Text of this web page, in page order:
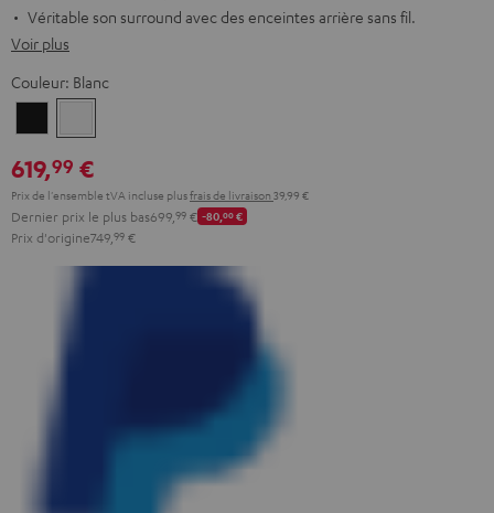
Véritable son surround avec des enceintes arrière sans fil.
Voir plus
Couleur: Blanc
619,99 €
Prix de l'ensemble tVA incluse plusfrais de livraison 39,99 €
Dernier prix le plus bas699, 99 € -80,00€
Prix d'origine749, 99 €